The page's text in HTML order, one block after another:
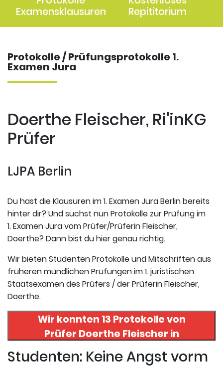
Examensklausuren
Repititorium
Protokolle / Prüfungsprotokolle 1.
Examen Jura
Doerthe Fleischer, Ri'inKG
Prüfer
LJPA Berlin
Du hast die Klausuren im 1. Examen Jura Berlin bereits
hinter dir? Und suchst nun Protokolle zur Prüfung im
1. Examen Jura vom Prüfer/Prüferin Fleischer,
Doerthe? Dann bist du hier genau richtig.
Wir bieten Studenten Protokolle und Mitschriften aus
früheren mündlichen Prüfungen im 1. juristischen
Staatsexamen des Prüfers / der Prüferin Fleischer,
Doerthe.
Wir konnten 13 Protokolle von
Prüfer Doerthe Fleischer in
uneserer Datenbank finden. Hier
registrieren und die Protokolle
Studenten: Keine Angst vorm